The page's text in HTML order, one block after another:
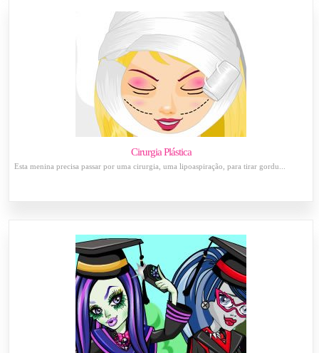
Cirurgia Plástica
Esta menina precisa passar por uma cirurgia, uma lipoaspiração, para tirar gordu...